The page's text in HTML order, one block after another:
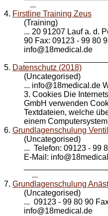
...
4. Firstline Training Zeus
(Training)
... 20 91207 Lauf a. d.
90 Fax: 09123 - 99 80
info@18medical .de
5. Datenschutz (2018)
(Uncategorised)
... info@18medical .de
3. Cookies Die
GmbH verwenden
Textdateien, welche
einem Computersystem
6. Grundlagenschulung
(Uncategorised)
... Telefon: 09123 - 99
E-Mail: info@18medical
...
7. Grundlagenschulung
(Uncategorised)
... 09123 - 99 80 90
info@18medical .de